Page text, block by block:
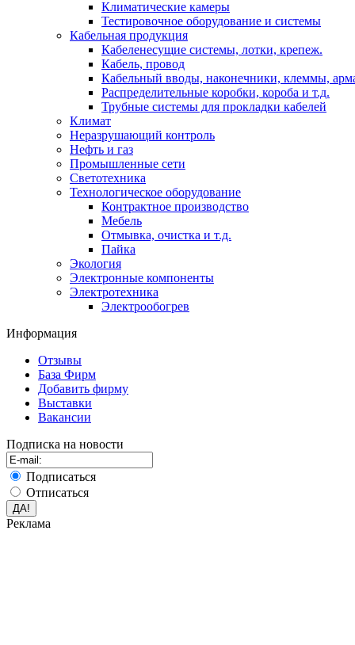
Климатические камеры
Тестировочное оборудование и системы
Кабельная продукция
Кабеленесущие системы, лотки, крепеж.
Кабель, провод
Кабельный вводы, наконечники, клеммы,
Распределительные коробки, короба и т.д.
Трубные системы для прокладки кабелей
Климат
Неразрушающий контроль
Нефть и газ
Промышленные сети
Светотехника
Технологическое оборудование
Контрактное производство
Мебель
Отмывка, очистка и т.д.
Пайка
Экология
Электронные компоненты
Электротехника
Электрообогрев
Информация
Отзывы
База Фирм
Добавить фирму
Выставки
Вакансии
Подписка на новости
Подписаться
Отписаться
Реклама